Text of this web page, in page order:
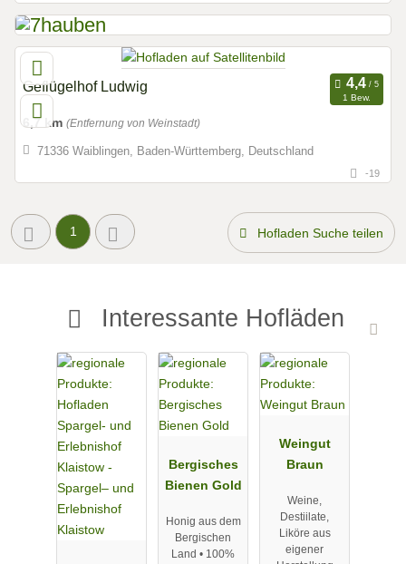
Geflügelhof Ludwig
1 Bew.
6,7 km (Entfernung von Weinstadt)
71336 Waiblingen, Baden-Württemberg, Deutschland
-19
1 Hofladen Suche teilen
Interessante Hofläden
Bergisches
Bienen Gold
Honig aus dem
Bergischen
Land • 100%
Weingut
Braun
Weine,
Destiilate,
Liköre aus
eigener